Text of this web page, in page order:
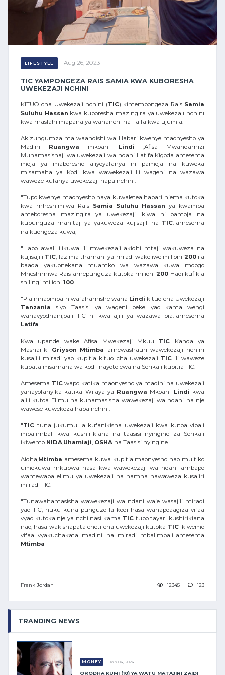
LIFESTYLE Aug 26, 2023
TIC YAMPONGEZA RAIS SAMIA KWA KUBORESHA
UWEKEZAJI NCHINI
KITUO cha Uwekezaji nchini (TIC) kimempongeza Rais Samia
Suluhu Hassan kwa kuboresha mazingira ya uwekezaji nchini
kwa maslahi mapana ya wananchi na Taifa kwa ujumla.
Akizungumza ma waandishi wa Habari kwenye maonyesho ya
Madini Ruangwa mkoani Lindi ,Afisa Mwandamizi
Muhamasishaji wa uwekezaji wa ndani Latifa Kigoda amesema
moja ya maboresho aliyoyafanya ni pamoja na kuweka
misamaha ya Kodi kwa wawekezaji Ili wageni na wazawa
waweze kufanya uwekezaji hapa nchini.
"Tupo kwenye maonyesho haya kuwaletea habari njema kutoka
kwa mheshimiwa Rais Samia Suluhu Hassan ya kwamba
ameboresha mazingira ya uwekezaji ikiwa ni pamoja na
kupunguza mahitaji ya yakuweza kujisajili na TIC."amesema
na kuongeza kuwa,
"Hapo awali ilikuwa ili mwekezaji akidhi mtaji wakuweza na
kujisajili TIC, lazima thamani ya mradi wake iwe milioni 200ila
baada yakuonekana muamko wa wazawa kuwa mdogo
Mheshimiwa Rais amepunguza kutoka milioni 200 Hadi kufikia
shilingi milioni 100.
"Pia ninaomba niwafahamishe wana Lindi kituo cha Uwekezaji
Tanzania siyo Taasisi ya wageni peke yao kama wengi
wanavyodhani,bali TIC ni kwa ajili ya wazawa pia."amesema
Latifa.
Kwa upande wake Afisa Mwekezaji Mkuu TIC Kanda ya
Mashariki Griyson Mtimba
amewashauri wawekezaji nchini
kusajili miradi yao kupitia kituo cha uwekezaji TICili waweze
kupata msamaha wa kodi inayotolewa na Serikali kupitia TIC.
Amesema TICwapo katika maonyesho ya madini na uwekezaji
yanayofanyika katika Wilaya ya Ruangwa Mkoani Lindi kwa
ajili kutoa Elimu na kuhamasisha wawekezaji wa ndani na nje
wawese kuwekeza hapa nchini.
"TIC tuna jukumu la kufanikisha uwekezaji kwa kutoa vibali
mbalimbali kwa kushirikiana na taasisi nyingine za Serikali
ikiwemo NIDA,Uhamiaji, OSHA na Taasisi nyingine .
Aidha,Mtimba amesema kuwa kupitia maonyesho hao muitiko
umekuwa mkubwa hasa kwa wawekezaji wa ndani ambapo
wamewapa elimu ya uwekezaji na namna nawaweza kusajiri
miradi TIC.
"Tunawahamasisha wawekezaji wa ndani waje wasajili miradi
yao TIC, huku kuna punguzo la kodi hasa wanapoaagiza vifaa
vyao kutoka nje ya nchi nasi kama TICtupo tayari kushirikiana
nao, hasa wakishapata cheti cha uwekezaji kutoka TICikiwemo
vifaa vyakuchakata madini na miradi mbalimbali"amesema
Mtimba
Frank Jordan 12345 123
TRANDING NEWS
MONEY Jan 04, 2024
ORODHA KUMI (10) YA WATU MATAJIRI ZAIDI